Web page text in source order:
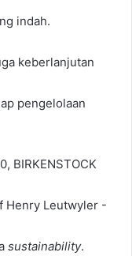
indah.
keberlanjutan
pengelolaan
BIRKENSTOCK
Henry Leutwyler -
sustainability.